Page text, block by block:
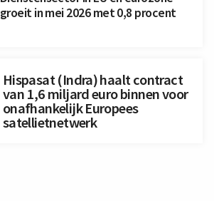
groeit in mei 2026 met 0,8 procent
Hispasat (Indra) haalt contract
van 1,6 miljard euro binnen voor
onafhankelijk Europees
satellietnetwerk